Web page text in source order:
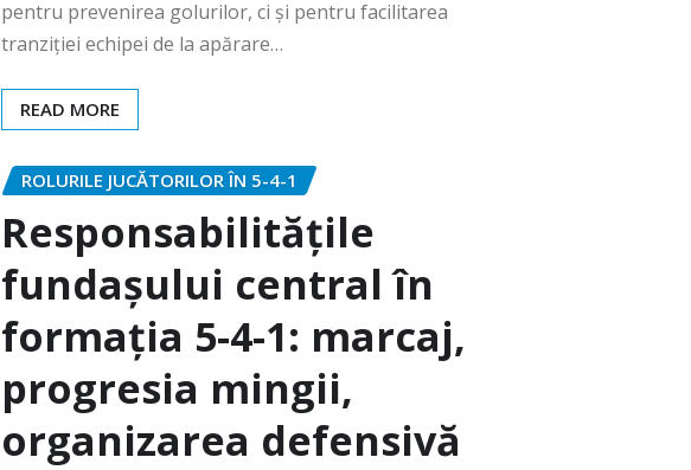
pentru prevenirea golurilor, ci și pentru facilitarea
tranziției echipei de la apărare…
READ MORE
ROLURILE JUCĂTORILOR ÎN 5-4-1
Responsabilitățile
fundașului central în
formația 5-4-1: marcaj,
progresia mingii,
organizarea defensivă